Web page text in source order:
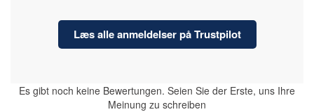
Læs alle anmeldelser på Trustpilot
Es gibt noch keine Bewertungen. Seien Sie der Erste, uns Ihre
Meinung zu schreiben